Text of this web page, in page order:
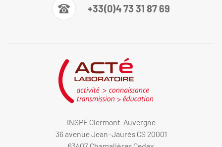
+33(0)4 73 31 87 69
INSPÉ Clermont-Auvergne
36 avenue Jean-Jaurès CS 20001